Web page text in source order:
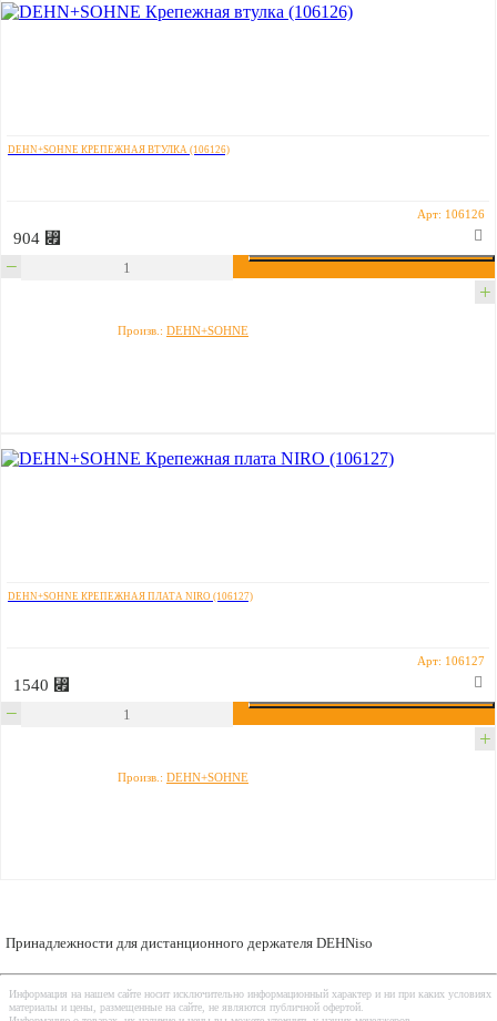
DEHN+SOHNE КРЕПЕЖНАЯ ВТУЛКА (106126)
Арт: 106126
904 ⃏
Произв.: DEHN+SOHNE
DEHN+SOHNE КРЕПЕЖНАЯ ПЛАТА NIRO (106127)
Арт: 106127
1540 ⃏
Произв.: DEHN+SOHNE
Принадлежности для дистанционного держателя DEHNiso
Информация на нашем сайте носит исключительно информационный характер и ни при каких условиях
материалы и цены, размещенные на сайте, не являются публичной офертой.